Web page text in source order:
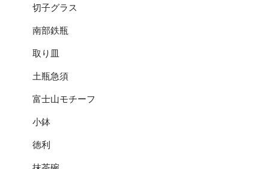
切子グラス
南部鉄瓶
取り皿
土瓶急須
富士山モチーフ
小鉢
徳利